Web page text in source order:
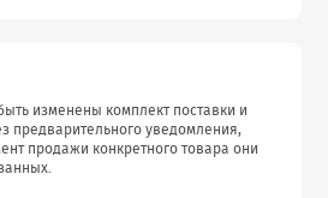
изменены комплект поставки и
предварительного уведомления,
продажи конкретного товара они